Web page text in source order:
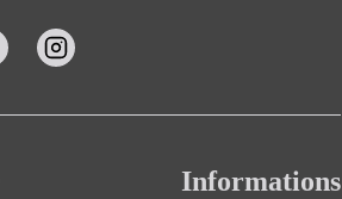
Informations